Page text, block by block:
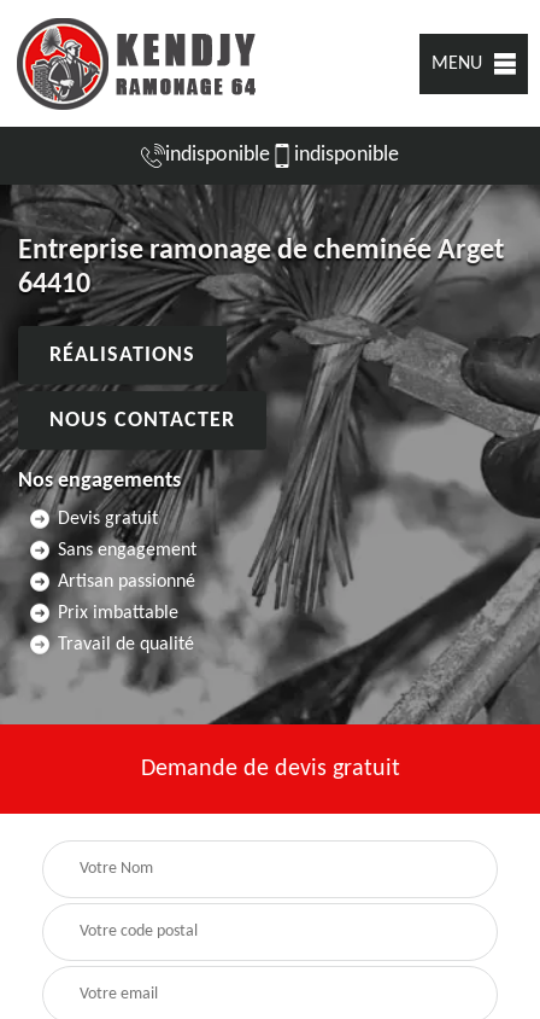
MENU
indisponible indisponible
Entreprise ramonage de cheminée Arget
64410
RÉALISATIONS
NOUS CONTACTER
Nos engagements
Devis gratuit
Sans engagement
Artisan passionné
Prix imbattable
Travail de qualité
Demande de devis gratuit